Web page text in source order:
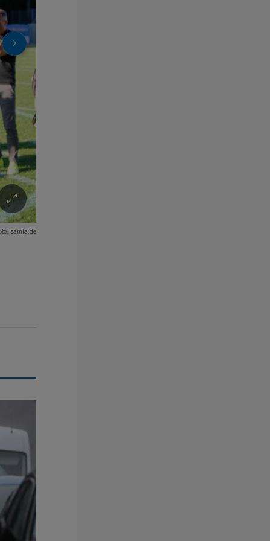
samla.de